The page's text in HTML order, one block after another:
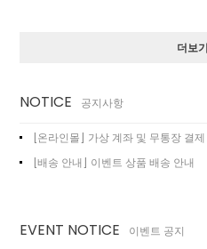
더보
NOTICE 공지사항
[온라인몰] 가상 계좌 및 무통장 결
[배송 안내] 이벤트 상품 배송 안내
EVENT NOTICE 이벤트 공지